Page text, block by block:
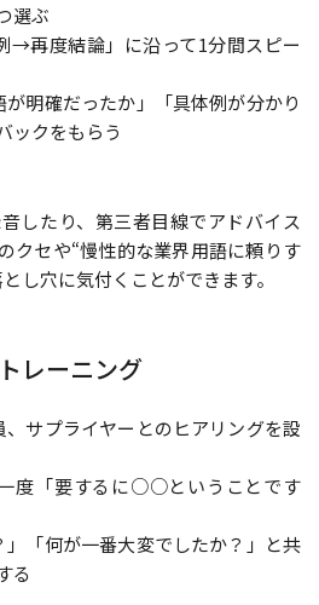
選ぶ
再度結論」に沿って1分間スピー
明確だったか」「具体例が分かり
ックをもらう
したり、第三者目線でアドバイス
クセや“慢性的な業界用語に頼りす
し穴に気付くことができます。
レーニング
サプライヤーとのヒアリングを設
度「要するに○○ということです
「何が一番大変でしたか？」と共
る